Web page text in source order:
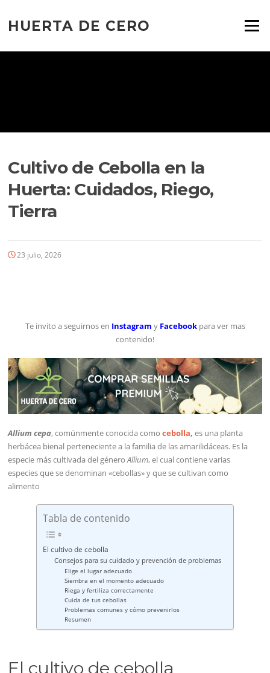
contenido
HUERTA DE CERO Menú
Cultivo de Cebolla en la
Huerta: Cuidados, Riego,
Tierra
23 julio, 2026
Te invito a seguirnos en Instagram y Facebook para ver mas
contenido!
Allium cepa, comúnmente conocida comocebolla, es una planta
herbácea bienal perteneciente a la familia de las amarilidáceas. Es la
especie más cultivada del géneroAllium, el cual contiene varias
especies que se denominan «cebollas» y que se cultivan como
alimento
Tabla de contenido
El cultivo de cebolla
Consejos para su cuidado y prevención de problemas
Elige el lugar adecuado
Siembra en el momento adecuado
Riega y fertiliza correctamente
Cuida de tus cebollas
Problemas comunes y cómo prevenirlos
Resumen
El cultivo de cebolla